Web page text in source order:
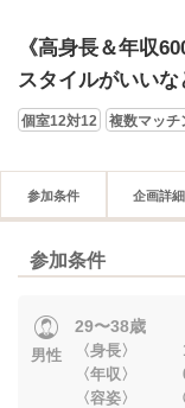
《高身長＆年収
スタイルがいい
個室12対12 複数マッチ
参加条件 企画詳細
参加条件
男性
29〜38歳
〈身長〉
〈年収〉
〈容姿〉 ①